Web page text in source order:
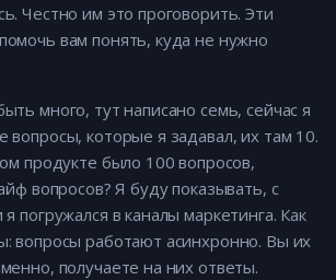
Честно им это проговорить. Эти
вам понять, куда не нужно
много, тут написано семь, сейчас я
вопросы, которые я задавал, их там 10.
продукте было 100 вопросов,
вопросов? Я буду показывать, с
погружался в каналы маркетинга. Как
вопросы работают асинхронно. Вы их
получаете на них ответы.